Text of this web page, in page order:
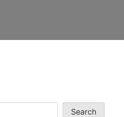
Search